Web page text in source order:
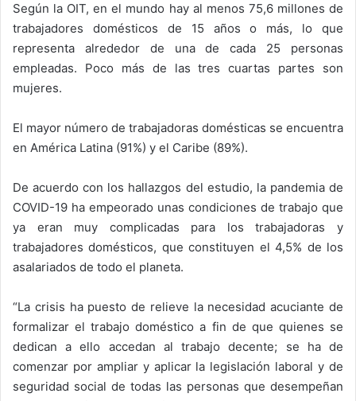
Según la OIT, en el mundo hay al menos 75,6 millones de
trabajadores domésticos de 15 años o más, lo que
representa alrededor de una de cada 25 personas
empleadas. Poco más de las tres cuartas partes son
mujeres.
El mayor número de trabajadoras domésticas se encuentra
en América Latina (91%) y el Caribe (89%).
De acuerdo con los hallazgos del estudio, la pandemia de
COVID-19 ha empeorado unas condiciones de trabajo que
ya eran muy complicadas para los trabajadoras y
trabajadores domésticos, que constituyen el 4,5% de los
asalariados de todo el planeta.
“La crisis ha puesto de relieve la necesidad acuciante de
formalizar el trabajo doméstico a fin de que quienes se
dedican a ello accedan al trabajo decente; se ha de
comenzar por ampliar y aplicar la legislación laboral y de
seguridad social de todas las personas que desempeñan